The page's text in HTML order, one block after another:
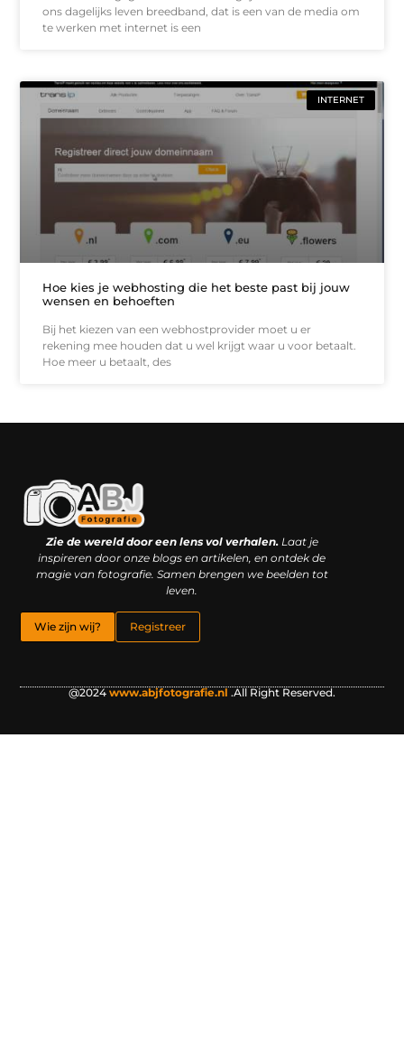
ons dagelijks leven breedband, dat is een van de media om
te werken met internet is een
INTERNET
Hoe kies je webhosting die het beste past bij jouw
wensen en behoeften
Bij het kiezen van een webhostprovider moet u er
rekening mee houden dat u wel krijgt waar u voor betaalt.
Hoe meer u betaalt, des
Zie de wereld door een lens vol verhalen.Laat je
inspireren door onze blogs en artikelen, en ontdek de
magie van fotografie. Samen brengen we beelden tot
leven.
Wie zijn wij? Registreer
@2024www.abjfotografie.nl .All Right Reserved.